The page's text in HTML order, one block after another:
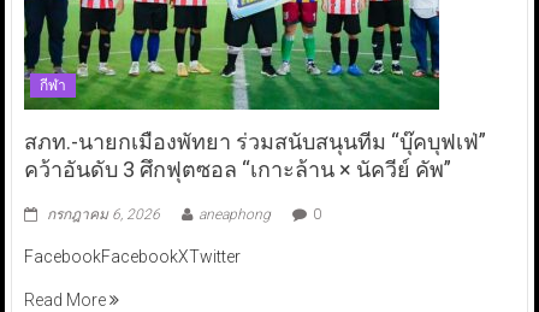
กีฬา
สภท.-นายกเมืองพัทยา ร่วมสนับสนุนทีม “บุ๊คบุฟเฟ่”
คว้าอันดับ 3 ศึกฟุตซอล “เกาะล้าน × นัควีย์ คัพ”
กรกฎาคม 6, 2026 aneaphong 0
FacebookFacebookXTwitter
Read More